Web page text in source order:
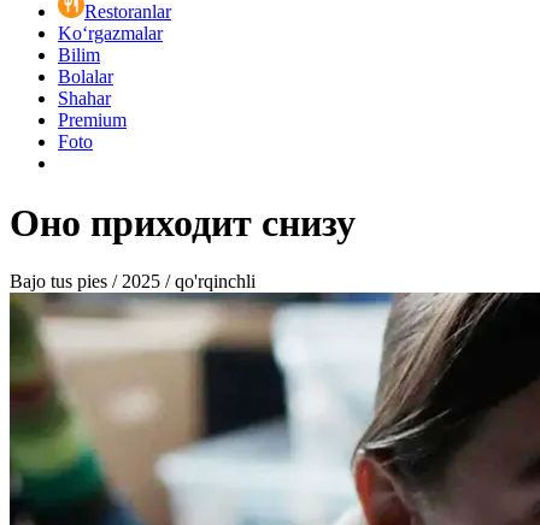
Restoranlar
Ko‘rgazmalar
Bilim
Bolalar
Shahar
Premium
Foto
Оно приходит снизу
Bajo tus pies / 2025 / qo'rqinchli